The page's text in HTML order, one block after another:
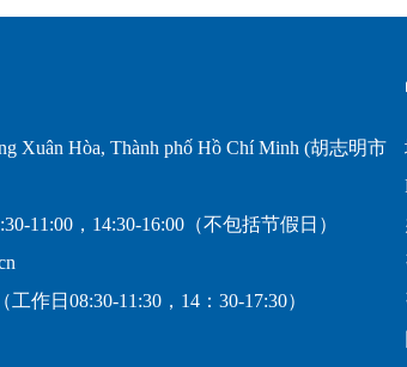
Xuân Hòa, Thành phố Hồ Chí Minh (胡志明市
11:00，14:30-16:00（不包括节假日）
作日08:30-11:30，14：30-17:30）